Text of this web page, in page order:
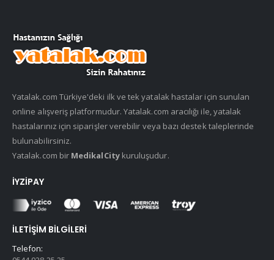
Yatalak.com Türkiye'deki ilk ve tek yatalak hastalar için sunulan
online alışveriş platformudur. Yatalak.com aracılığı ile, yatalak
hastalarınız için siparişler verebilir veya bazı destek taleplerinde
bulunabilirsiniz.
Yatalak.com bir MedikalCitykuruluşudur.
İYZIPAY
İLETIŞIM BILGILERI
Telefon: